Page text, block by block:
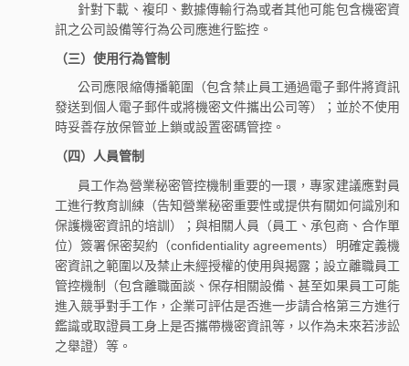
針對下載、複印、數據傳輸行為或者其他可能包含機密資
訊之公司設備等行為公司應進行監控。
（三）使用行為管制
公司應限縮傳播範圍（包含禁止員工通過電子郵件將資訊
發送到個人電子郵件或將機密文件攜出公司等）；並於不使用
時妥善存放保管並上鎖或設置密碼管控。
（四）人員管制
員工作為營業秘密管控機制重要的一環，專家建議應對員
工進行教育訓練（告知營業秘密重要性或提供有關如何識別和
保護機密資訊的培訓）；與相關人員（員工、承包商、合作單
位）簽署保密契約（confidentiality agreements）明確定義機
密資訊之範圍以及禁止未經授權的使用與揭露；設立離職員工
管控機制（包含離職面談、保存相關設備、甚至如果員工可能
進入競爭對手工作，企業可評估是否進一步請合格第三方進行
鑑識或取證員工身上是否攜帶機密資訊等，以作為未來若涉訟
之舉證）等。